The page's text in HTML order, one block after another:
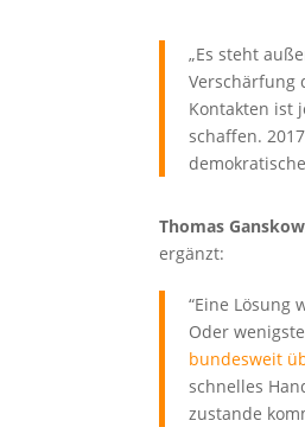
„Es steht
Verschärfung
Kontakten ist
schaffen.
Thomas
ergänzt:
“Eine Lösung
Oder
bundesweit
schnelles
zustande